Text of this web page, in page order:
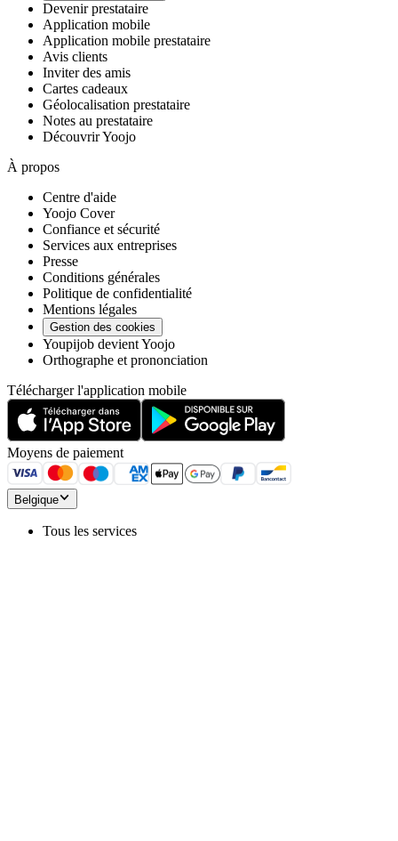
Devenir prestataire
Application mobile
Application mobile prestataire
Avis clients
Inviter des amis
Cartes cadeaux
Géolocalisation prestataire
Notes au prestataire
Découvrir Yoojo
À propos
Centre d'aide
Yoojo Cover
Confiance et sécurité
Services aux entreprises
Presse
Conditions générales
Politique de confidentialité
Mentions légales
Gestion des cookies
Youpijob devient Yoojo
Orthographe et prononciation
Télécharger l'application mobile
Moyens de paiement
Belgique
Tous les services